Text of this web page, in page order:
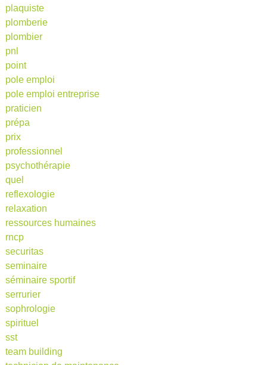
plaquiste
plomberie
plombier
pnl
point
pole emploi
pole emploi entreprise
praticien
prépa
prix
professionnel
psychothérapie
quel
reflexologie
relaxation
ressources humaines
rncp
securitas
seminaire
séminaire sportif
serrurier
sophrologie
spirituel
sst
team building